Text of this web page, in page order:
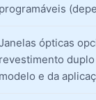
programáveis
ópticas
revestimento
modelo e da